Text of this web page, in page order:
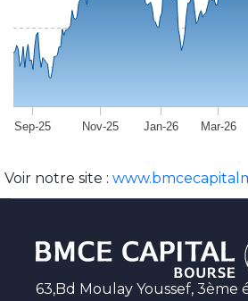
Sep-25 Nov-25 Jan-26 Mar-26
Voir notre site :
63,Bd Moulay Youssef, 3ème